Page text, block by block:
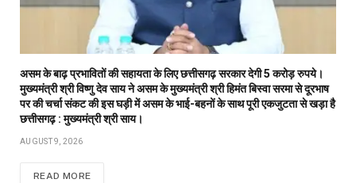
असम के बाढ़ प्रभावितों की सहायता के लिए छत्तीसगढ़ सरकार देगी 5 करोड़ रुपये।
मुख्यमंत्री श्री विष्णु देव साय ने असम के मुख्यमंत्री श्री हिमंत बिस्वा सरमा से दूरभाष
पर की चर्चा संकट की इस घड़ी में असम के भाई-बहनों के साथ पूरी एकजुटता से खड़ा है
छत्तीसगढ़ : मुख्यमंत्री श्री साय।
AUGUST 9, 2026
READ MORE